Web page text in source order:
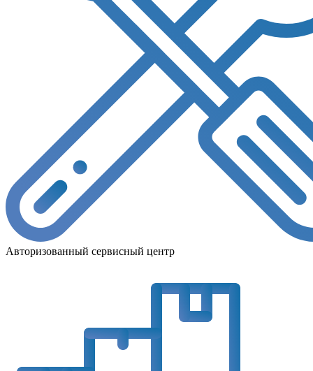
Авторизованный сервисный центр